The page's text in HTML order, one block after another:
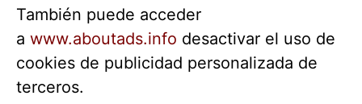
También puede acceder
a www.aboutads.info desactivar el uso de
cookies de publicidad personalizada de
terceros.